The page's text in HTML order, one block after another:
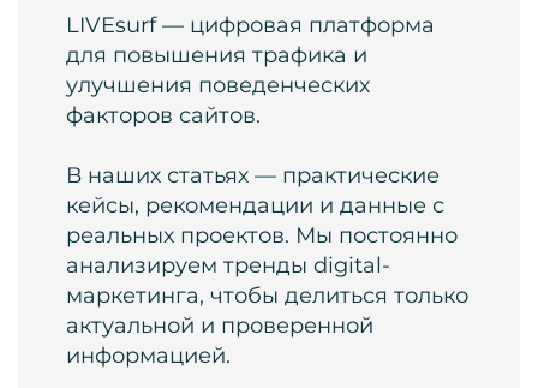
LIVEsurf — цифровая платформа
для повышения трафика и
улучшения поведенческих
факторов сайтов.
В наших статьях — практические
кейсы, рекомендации и данные с
реальных проектов. Мы постоянно
анализируем тренды digital-
маркетинга, чтобы делиться только
актуальной и проверенной
информацией.